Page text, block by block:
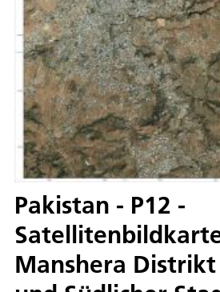
Pakistan - P12 -
Manshera